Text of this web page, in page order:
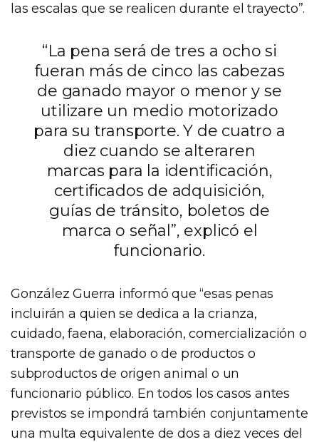
las escalas que se realicen durante el trayecto”.
“La pena será de tres a ocho si
fueran más de cinco las cabezas
de ganado mayor o menor y se
utilizare un medio motorizado
para su transporte. Y de cuatro a
diez cuando se alteraren
marcas para la identificación,
certificados de adquisición,
guías de tránsito, boletos de
marca o señal”, explicó el
funcionario.
González Guerra informó que “esas penas
incluirán a quien se dedica a la crianza,
cuidado, faena, elaboración, comercialización o
transporte de ganado o de productos o
subproductos de origen animal o un
funcionario público. En todos los casos antes
previstos se impondrá también conjuntamente
una multa equivalente de dos a diez veces del